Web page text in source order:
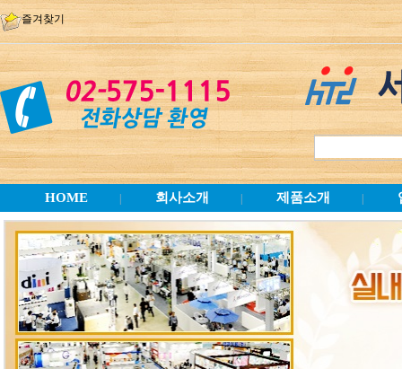
즐겨찾기
HOME 회사소개 제품소개